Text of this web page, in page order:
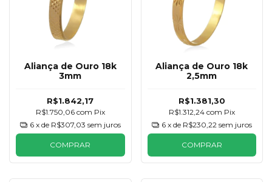
Aliança de Ouro 18k
3mm
R$1.842,17
R$1.750,06 com Pix
6 x de R$307,03 sem juros
COMPRAR
Aliança de Ouro 18k
2,5mm
R$1.381,30
R$1.312,24 com Pix
6 x de R$230,22 sem juros
COMPRAR